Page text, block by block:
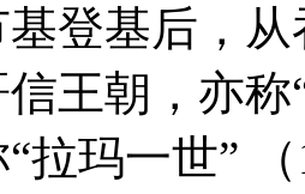
基后，从
王朝，亦
拉玛一世”